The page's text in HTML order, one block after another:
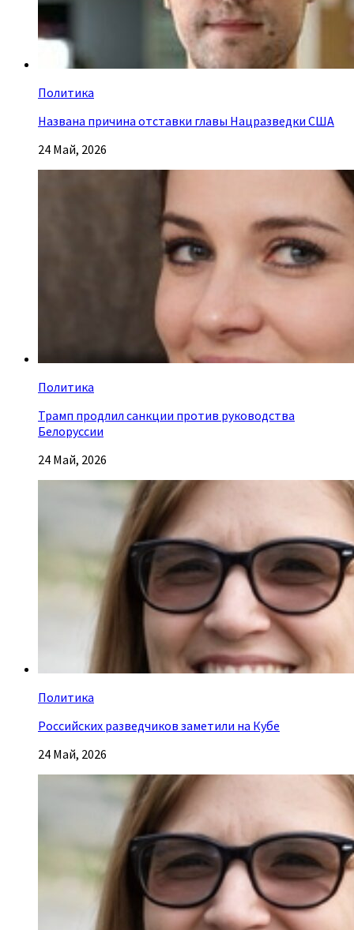
Политика
Названа причина отставки главы Нацразведки США
24 Май, 2026
Политика
Трамп продлил санкции против руководства
Белоруссии
24 Май, 2026
Политика
Российских разведчиков заметили на Кубе
24 Май, 2026